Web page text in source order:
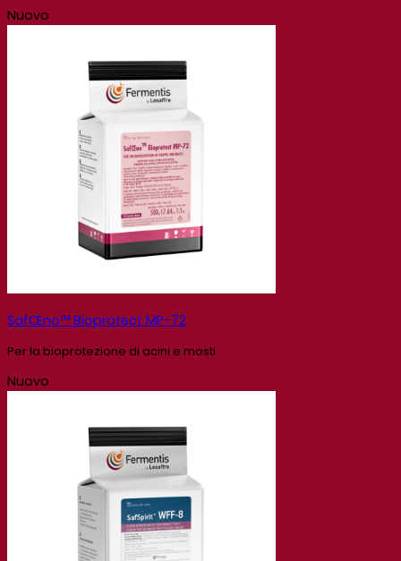
Nuovo
SafŒno™ Bioprotect MP-72
Per la bioprotezione di acini e mosti
Nuovo